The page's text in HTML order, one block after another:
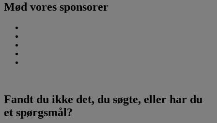
Mød vores sponsorer
Fandt du ikke det, du søgte, eller har du
et spørgsmål?